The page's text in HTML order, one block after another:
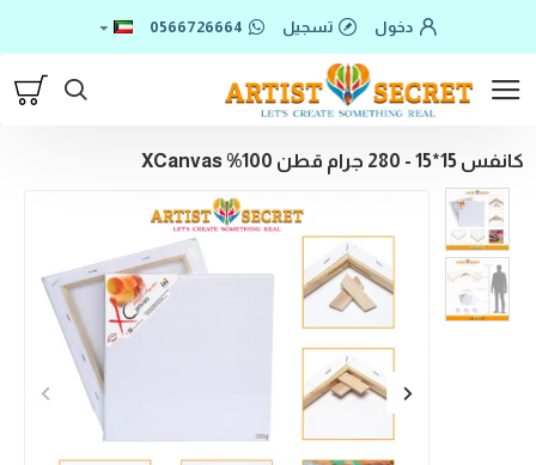
دخول تسجيل 0566726664
كانفس 15*15 - 280 جرام قطن 100% XCanvas